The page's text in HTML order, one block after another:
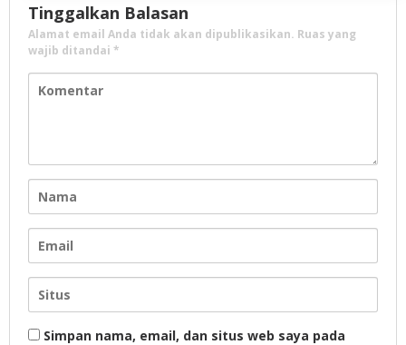
Tinggalkan Balasan
Alamat email Anda tidak akan dipublikasikan. Ruas yang
wajib ditandai *
Simpan nama, email, dan situs web saya pada